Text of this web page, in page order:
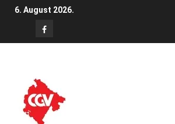
6. August 2026.
FB